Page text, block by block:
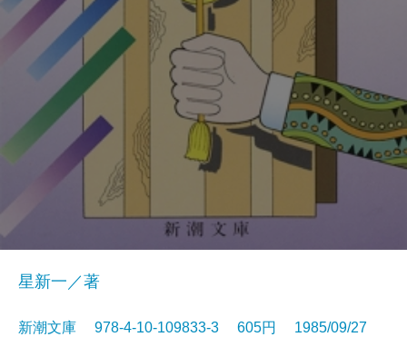
星新一／著
新潮文庫 978-4-10-109833-3 605円 1985/09/27